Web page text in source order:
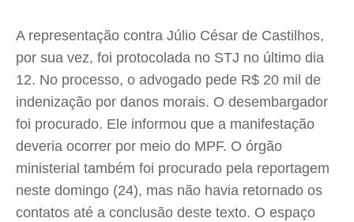
A representação contra Júlio César de Castilhos,
por sua vez, foi protocolada no STJ no último dia
12. No processo, o advogado pede R$ 20 mil de
indenização por danos morais. O desembargador
foi procurado. Ele informou que a manifestação
deveria ocorrer por meio do MPF. O órgão
ministerial também foi procurado pela reportagem
neste domingo (24), mas não havia retornado os
contatos até a conclusão deste texto. O espaço